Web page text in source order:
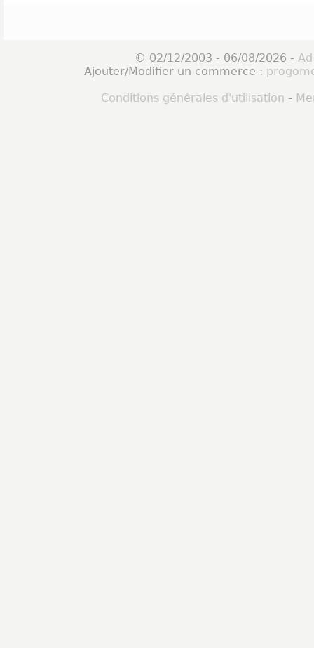
© 02/12/2003 - 06/08/2026 -
Ajouter/Modifier un commerce :
Conditions générales d'utilisation -